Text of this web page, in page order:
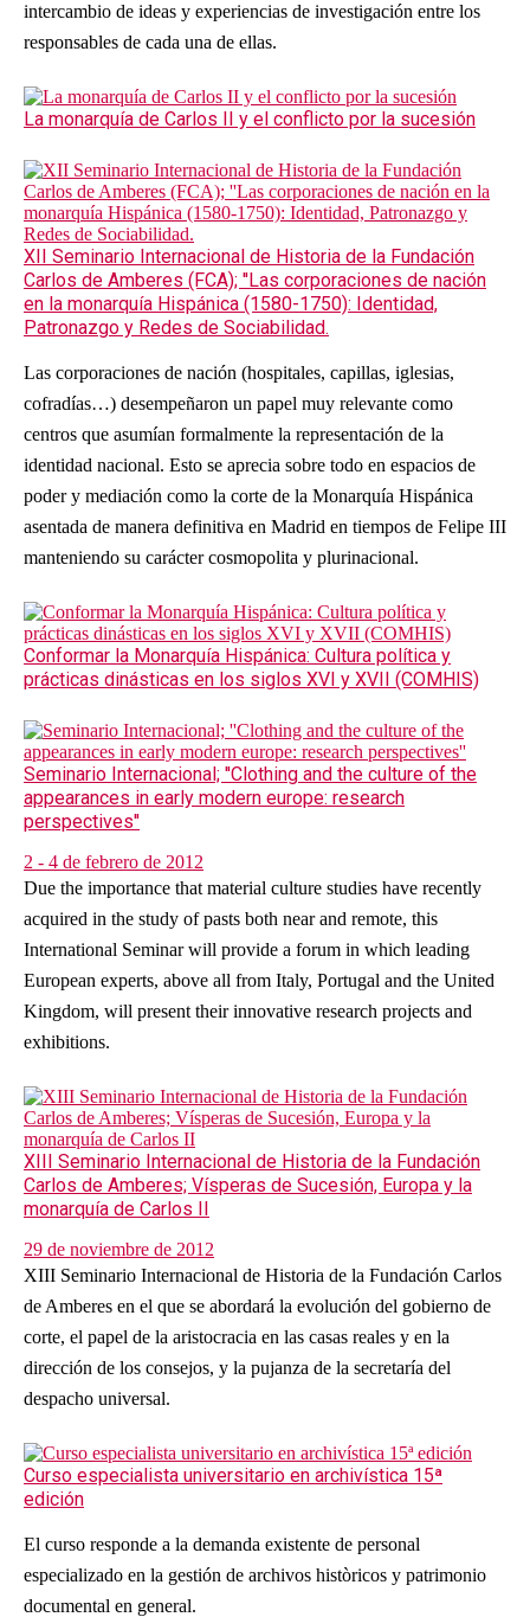
intercambio de ideas y experiencias de investigación entre los
responsables de cada una de ellas.
La monarquía de Carlos II y el conflicto por la sucesión
XII Seminario Internacional de Historia de la Fundación
Carlos de Amberes (FCA); ''Las corporaciones de nación
en la monarquía Hispánica (1580-1750): Identidad,
Patronazgo y Redes de Sociabilidad.
Las corporaciones de nación (hospitales, capillas, iglesias,
cofradías…) desempeñaron un papel muy relevante como
centros que asumían formalmente la representación de la
identidad nacional. Esto se aprecia sobre todo en espacios de
poder y mediación como la corte de la Monarquía Hispánica
asentada de manera definitiva en Madrid en tiempos de Felipe III
manteniendo su carácter cosmopolita y plurinacional.
Conformar la Monarquía Hispánica: Cultura política y
prácticas dinásticas en los siglos XVI y XVII (COMHIS)
Seminario Internacional; ''Clothing and the culture of the
appearances in early modern europe: research
perspectives''
2 - 4 de febrero de 2012
Due the importance that material culture studies have recently
acquired in the study of pasts both near and remote, this
International Seminar will provide a forum in which leading
European experts, above all from Italy, Portugal and the United
Kingdom, will present their innovative research projects and
exhibitions.
XIII Seminario Internacional de Historia de la Fundación
Carlos de Amberes; Vísperas de Sucesión, Europa y la
monarquía de Carlos II
29 de noviembre de 2012
XIII Seminario Internacional de Historia de la Fundación Carlos
de Amberes en el que se abordará la evolución del gobierno de
corte, el papel de la aristocracia en las casas reales y en la
dirección de los consejos, y la pujanza de la secretaría del
despacho universal.
Curso especialista universitario en archivística 15ª
edición
El curso responde a la demanda existente de personal
especializado en la gestión de archivos històricos y patrimonio
documental en general.